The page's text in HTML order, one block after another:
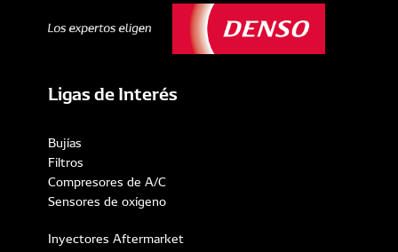
Ligas de Interés
Bujías
Filtros
Compresores de A/C
Sensores de oxígeno
Inyectores Aftermarket